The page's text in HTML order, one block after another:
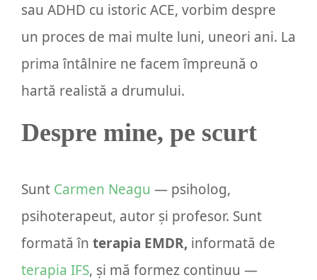
sau ADHD cu istoric ACE, vorbim despre
un proces de mai multe luni, uneori ani. La
prima întâlnire ne facem împreună o
hartă realistă a drumului.
Despre mine, pe scurt
Sunt Carmen Neagu — psiholog,
psihoterapeut, autor și profesor. Sunt
formată în terapia EMDR, informată de
terapia IFS, și mă formez continuu —